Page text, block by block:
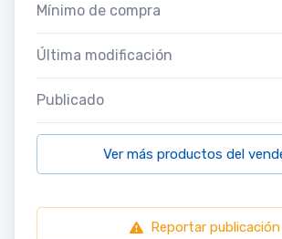
Mínimo de compra
Última modificación
Publicado
Ver más productos del
Reportar publicación